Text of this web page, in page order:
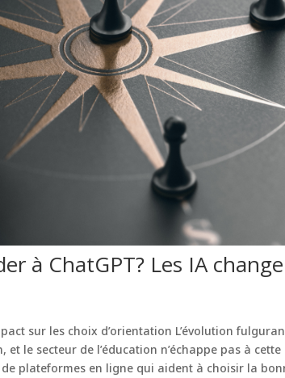
à ChatGPT? Les IA
sur les choix d’orientation L’évolution
le secteur de l’éducation n’échappe pas à
plateformes en ligne qui aident à choisir la